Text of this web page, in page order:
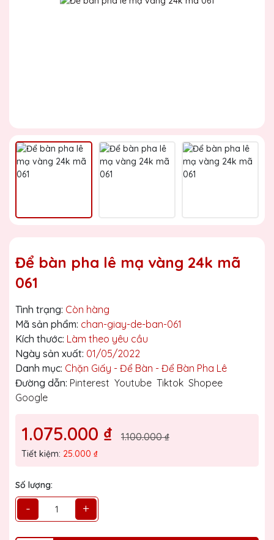
Để bàn pha lê mạ vàng 24k mã
061
Tình trạng: Còn hàng
Mã sản phẩm: chan-giay-de-ban-061
Kích thước: Làm theo yêu cầu
Ngày sản xuất: 01/05/2022
Danh mục: Chặn Giấy - Để Bàn - Để Bàn Pha Lê
Đường dẫn: Pinterest Youtube Tiktok Shopee
Google
1.075.000 ₫ 1.100.000 ₫
Tiết kiệm: 25.000 ₫
Số lượng:
- +